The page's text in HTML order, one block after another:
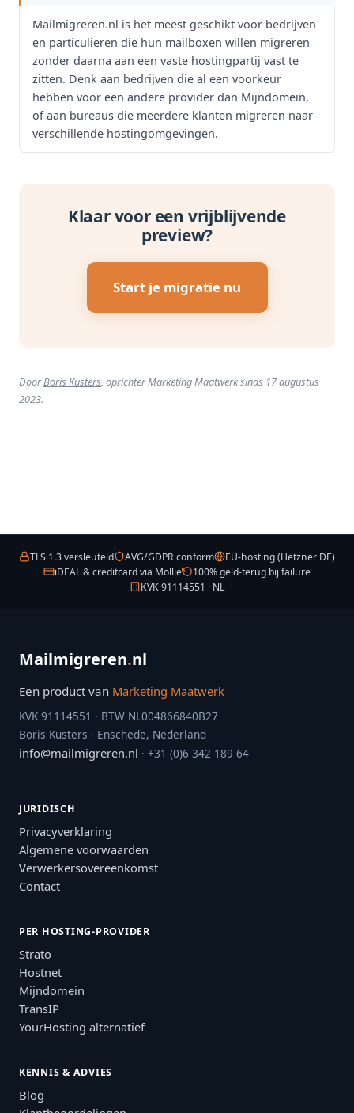
Mailmigreren.nl is het meest geschikt voor bedrijven
en particulieren die hun mailboxen willen migreren
zonder daarna aan een vaste hostingpartij vast te
zitten. Denk aan bedrijven die al een voorkeur
hebben voor een andere provider dan Mijndomein,
of aan bureaus die meerdere klanten migreren naar
verschillende hostingomgevingen.
Klaar voor een vrijblijvende
preview?
Start je migratie nu
DoorBoris Kusters, oprichter Marketing Maatwerk sinds 17 augustus
2023.
TLS 1.3 versleuteld AVG/GDPR conform
EU-hosting (Hetzner DE)
iDEAL & creditcard via Mollie
100% geld-terug bij failure
KVK 91114551 · NL
Mailmigreren.nl
Een product van Marketing Maatwerk
KVK 91114551 · BTW NL004866840B27
Boris Kusters · Enschede, Nederland
info@mailmigreren.nl · +31 (0)6 342 189 64
JURIDISCH
Privacyverklaring
Algemene voorwaarden
Verwerkersovereenkomst
Contact
PER HOSTING-PROVIDER
Strato
Hostnet
Mijndomein
TransIP
YourHosting alternatief
KENNIS & ADVIES
Blog